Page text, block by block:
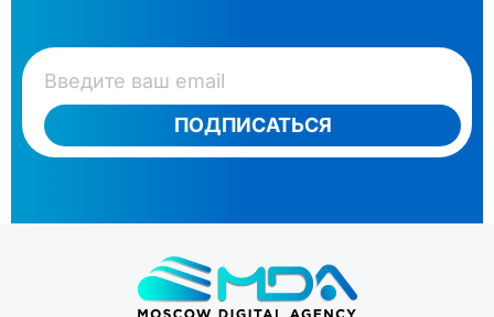
ПОДПИСАТЬСЯ